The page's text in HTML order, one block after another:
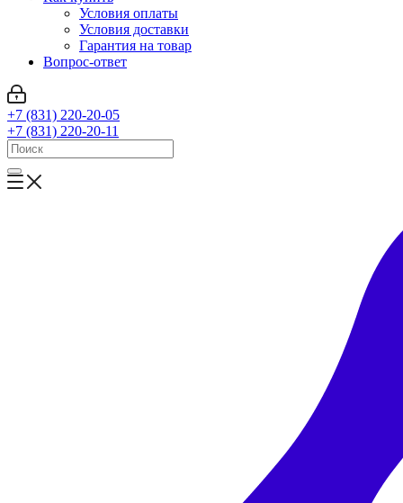
Условия оплаты
Условия доставки
Гарантия на товар
Вопрос-ответ
+7 (831) 220-20-05
+7 (831) 220-20-11